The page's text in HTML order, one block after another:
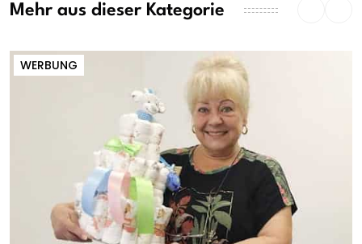
Mehr aus dieser Kategorie
WERBUNG